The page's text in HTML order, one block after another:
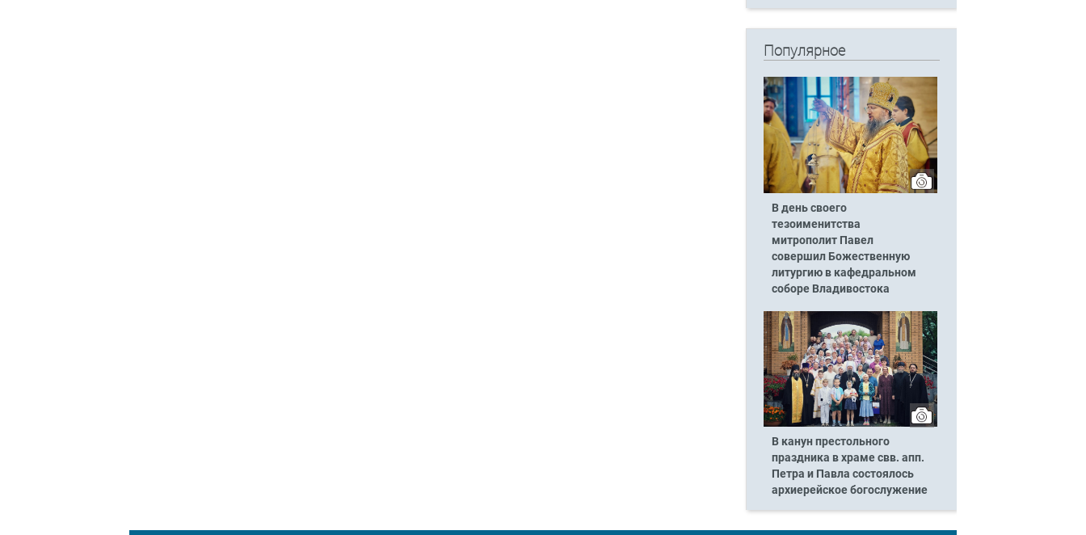
Популярное
В день своего
тезоименитства
митрополит Павел
совершил Божественную
литургию в кафедральном
соборе Владивостока
В канун престольного
праздника в храме свв. апп.
Петра и Павла состоялось
архиерейское богослужение